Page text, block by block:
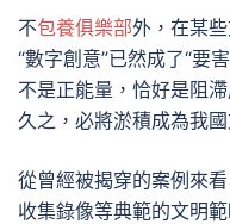
不包養俱樂部外，在某
“數字創意”已然成了“要
不是正能量，恰好是阻
久之，必將淤積成為我
從曾經被揭穿的案例來
收集錄像等典範的文明